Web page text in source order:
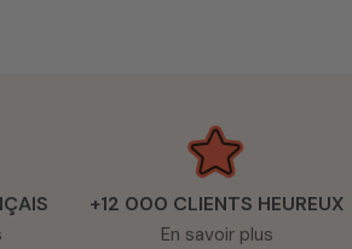
+12 000 CLIENTS HEUREUX
En savoir plus